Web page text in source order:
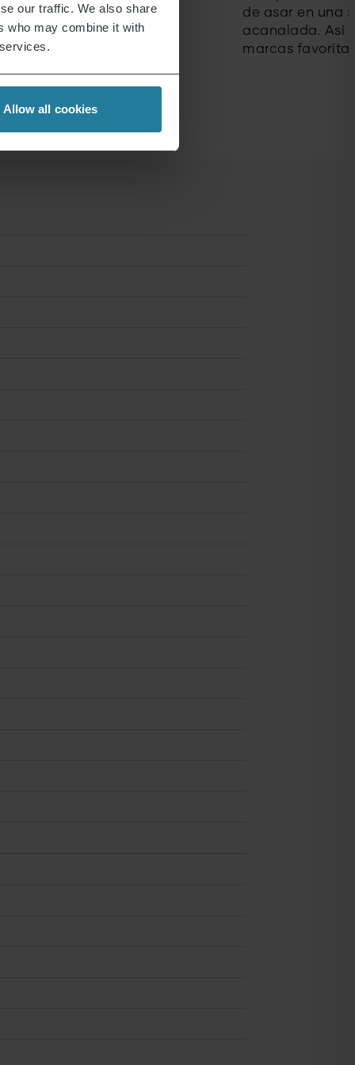
our traffic. We also share
who may combine it with
Allow all cookies
de asar en una
acanalada. Así
marcas